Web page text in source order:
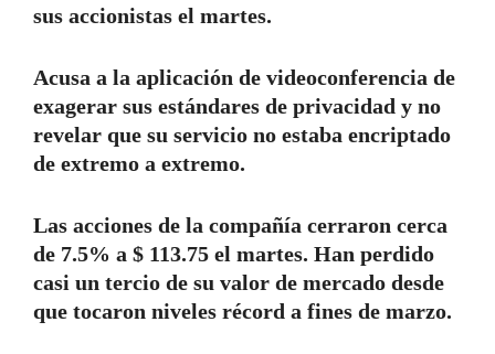
sus accionistas el martes.
Acusa a la aplicación de videoconferencia de
exagerar sus estándares de privacidad y no
revelar que su servicio no estaba encriptado
de extremo a extremo.
Las acciones de la compañía cerraron cerca
de 7.5% a $ 113.75 el martes. Han perdido
casi un tercio de su valor de mercado desde
que tocaron niveles récord a fines de marzo.